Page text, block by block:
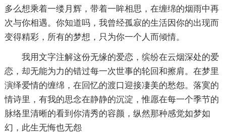
多么想乘着一缕月辉，带着一眸相思，在缠绵的烟雨中再
次与你相遇。你知道吗，我曾经孤寂的生活因你的出现而
变得精彩，所有的梦想，只为你一个人而倾情。
我用文字注解这份无缘的爱恋，缤纷在云烟深处的爱
恋，却无能为力的错过每一次世事的轮回和擦肩。在梦里
演绎爱情的缠绵，在回忆的渡口迎接凄美的愁怨。落寞的
情诗里，有我的思念在静静的沉淀，惟愿在每一个季节的
脉络里清晰的看到你清秀的容颜，纵然那种感觉如梦如
幻，此生无悔也无怨